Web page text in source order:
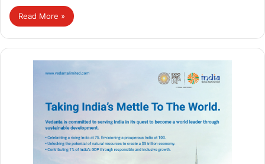
Read More »